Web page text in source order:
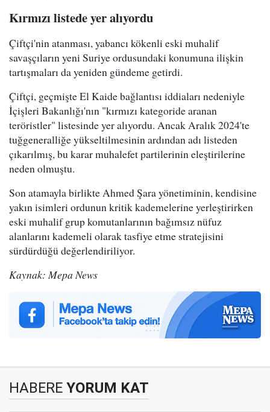
Kırmızı listede yer alıyordu
Çiftçi'nin atanması, yabancı kökenli eski muhalif
savaşçıların yeni Suriye ordusundaki konumuna ilişkin
tartışmaları da yeniden gündeme getirdi.
Çiftçi, geçmişte El Kaide bağlantısı iddiaları nedeniyle
İçişleri Bakanlığı'nın "kırmızı kategoride aranan
teröristler" listesinde yer alıyordu. Ancak Aralık 2024'te
tuğgeneralliğe yükseltilmesinin ardından adı listeden
çıkarılmış, bu karar muhalefet partilerinin eleştirilerine
neden olmuştu.
Son atamayla birlikte Ahmed Şara yönetiminin, kendisine
yakın isimleri ordunun kritik kademelerine yerleştirirken
eski muhalif grup komutanlarının bağımsız nüfuz
alanlarını kademeli olarak tasfiye etme stratejisini
sürdürdüğü değerlendiriliyor.
Kaynak: Mepa News
HABERE YORUM KAT